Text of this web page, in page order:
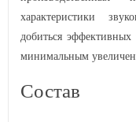
характеристики
добиться
минимальным
Состав